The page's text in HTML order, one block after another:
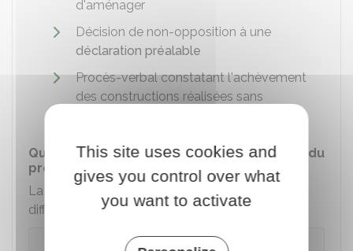
d'aménager
Décision de non-opposition à une
déclaration préalable
Procès-verbal constatant l'achèvement
des constructions réalisées sans
Quel est le mode de calcul selon la nature du
projet ?
La taxe d'aménagement est calculée
différemment suivant votre projet :
Projet de construction
This site uses cookies and
gives you control over what
you want to activate